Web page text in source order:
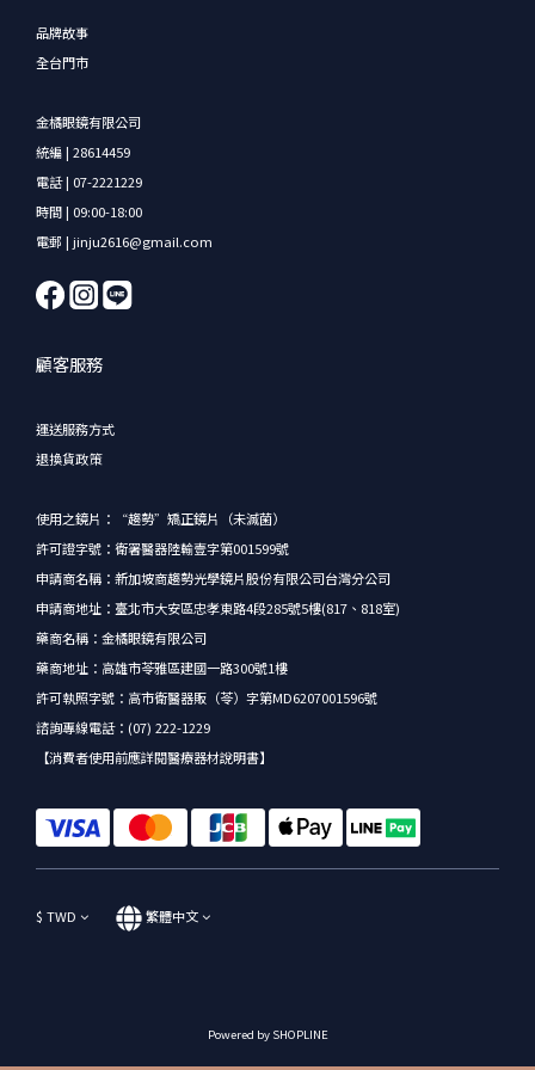
品牌故事
全台門市
金橘眼鏡有限公司
統編 | 28614459
電話 | 07-2221229
時間 | 09:00-18:00
電郵 | jinju2616@gmail.com
顧客服務
運送服務方式
退換貨政策
使用之鏡片：“趨勢”矯正鏡片（未滅菌）
許可證字號：衛署醫器陸輸壹字第001599號
申請商名稱：新加坡商趨勢光學鏡片股份有限公司台灣分公司
申請商地址：臺北市大安區忠孝東路4段285號5樓(817、818室)
藥商名稱：金橘眼鏡有限公司
藥商地址：高雄市苓雅區建國一路300號1樓
許可執照字號：高市衛醫器販（苓）字第MD6207001596號
諮詢專線電話：(07) 222-1229
【消費者使用前應詳閱醫療器材說明書】
$ TWD 繁體中文
Powered by SHOPLINE